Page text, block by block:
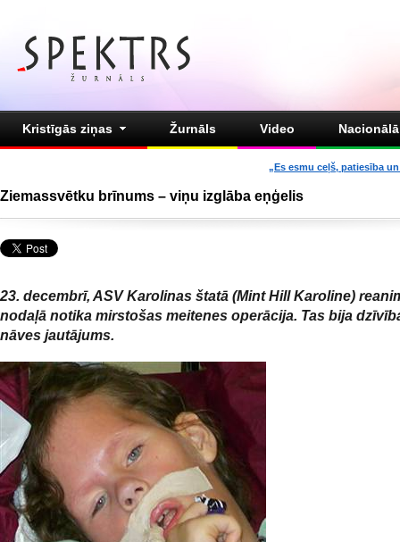
Kristīgās ziņas Žurnāls Video
„Es esmu ceļš, patiesība
Ziemassvētku brīnums – viņu izglāba eņģelis
23. decembrī, ASV Karolinas štatā (Mint Hill Karoline)
nodaļā notika mirstošas meitenes operācija. Tas bija
nāves jautājums.